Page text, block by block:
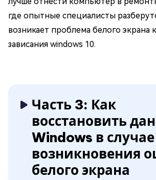
где опытные специалисты
возникает проблема белого экрана
зависания windows 10.
Часть 3: Как
восстановить
Windows в случае
возникновения
белого экрана